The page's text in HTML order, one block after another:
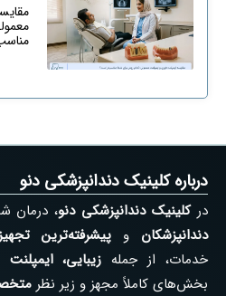
درباره کلینیک دندانپزشکی دنو
درکلینیک دندانپزشکی دنو، درمان
دندانپزشکان وپیشرفته‌ترین
خدمات، از جمله زیبایی،
بخش‌های کاملاً مجهز و زیر نظر